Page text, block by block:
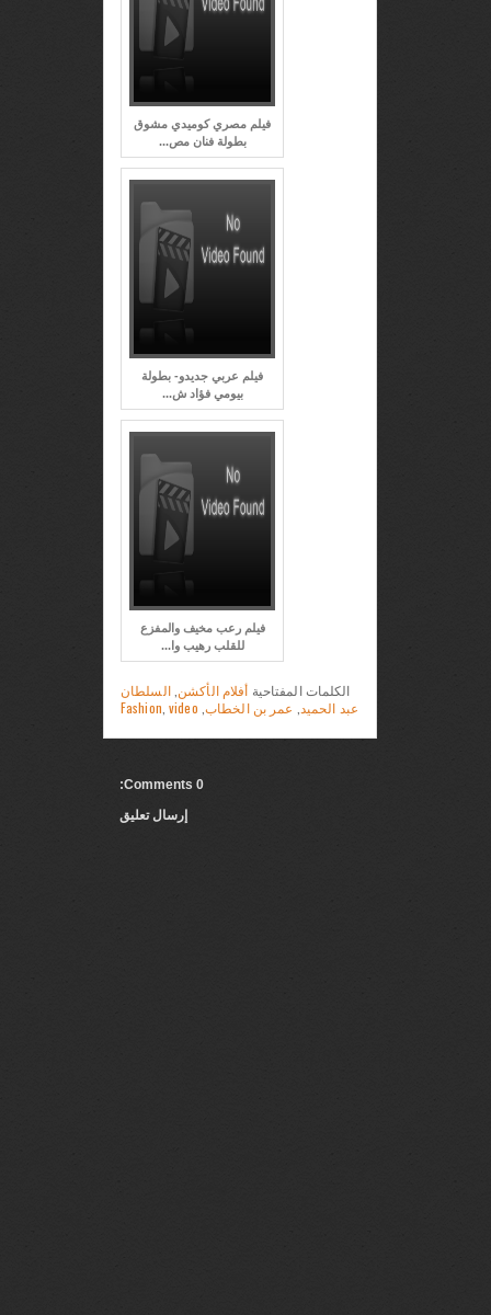
فيلم مصري كوميدي مشوق
بطولة فنان مص...
فيلم عربي جديدو- بطولة
بيومي فؤاد ش...
فيلم رعب مخيف والمفزع
للقلب رهيب وا...
الكلمات المفتاحية أفلام الأكشن ,السلطان
عبد الحميد عمر بن الخطاب Fashion ,video
0 Comments:
إرسال تعليق